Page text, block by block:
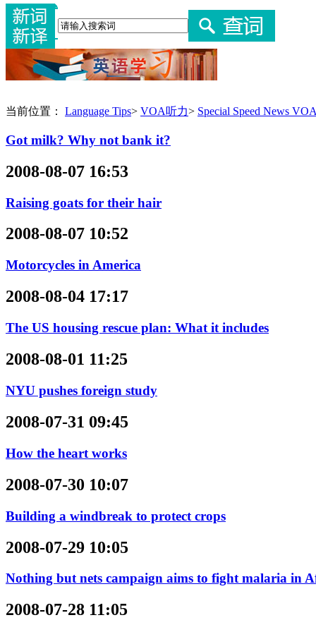
当前位置： Language Tips> VOA听力> Special Speed News
Got milk? Why not bank it?
2008-08-07 16:53
Raising goats for their hair
2008-08-07 10:52
Motorcycles in America
2008-08-04 17:17
The US housing rescue plan: What it includes
2008-08-01 11:25
NYU pushes foreign study
2008-07-31 09:45
How the heart works
2008-07-30 10:07
Building a windbreak to protect crops
2008-07-29 10:05
Nothing but nets campaign aims to fight malaria in
2008-07-28 11:05